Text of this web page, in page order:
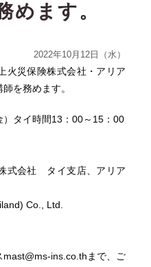
めます。
2022年10月12日（水）
火災保険株式会社・アリア
を務めます。
タイ時間13：00～15：00
式会社 タイ支店、アリア
Co., Ltd.
ins.co.thまで、ご